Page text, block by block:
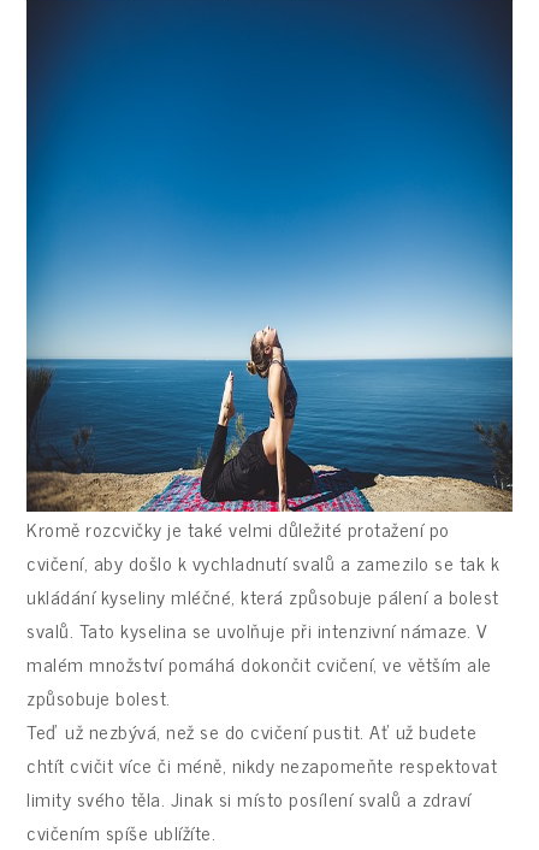
Kromě rozcvičky je také velmi důležité protažení po
cvičení, aby došlo k vychladnutí svalů a zamezilo se tak k
ukládání kyseliny mléčné, která způsobuje pálení a bolest
svalů. Tato kyselina se uvolňuje při intenzivní námaze. V
malém množství pomáhá dokončit cvičení, ve větším ale
způsobuje bolest.
Teď už nezbývá, než se do cvičení pustit. Ať už budete
chtít cvičit více či méně, nikdy nezapomeňte respektovat
limity svého těla. Jinak si místo posílení svalů a zdraví
cvičením spíše ublížíte.